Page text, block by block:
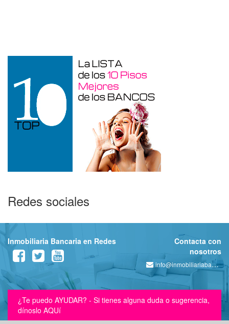
Redes sociales
Inmobiliaria Bancaria en Redes
Contacta con
nosotros
info@inmobiliariabancaria.com
¿Te puedo AYUDAR? - Si tienes alguna duda o sugerencia,
dínoslo AQUí